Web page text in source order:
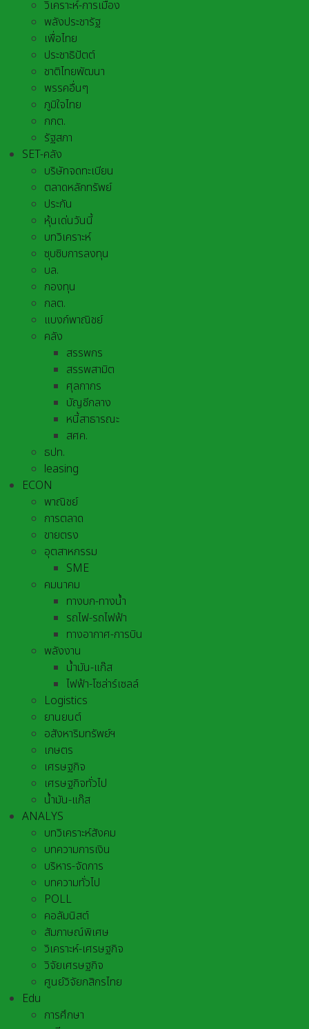
วิเคราะห์-การเมือง
พลังประชารัฐ
เพื่อไทย
ประชาธิปัตต์
ชาติไทยพัฒนา
พรรคอื่นๆ
ภูมิใจไทย
กกต.
รัฐสภา
SET-คลัง
บริษัทจดทะเบียน
ตลาดหลักทรัพย์
ประกัน
หุ้นเด่นวันนี้
บทวิเคราะห์
ซุบซิบการลงทุน
บล.
กองทุน
กลต.
แบงก์พาณิชย์
คลัง
สรรพกร
สรรพสามิต
ศุลกากร
บัญชีกลาง
หนี้สาธารณะ
สศค.
ธปท.
leasing
ECON
พาณิชย์
การตลาด
ขายตรง
อุตสาหกรรม
SME
คมนาคม
ทางบก-ทางน้ำ
รถไฟ-รถไฟฟ้า
ทางอากาศ-การบิน
พลังงาน
น้ำมัน-แก๊ส
ไฟฟ้า-โซล่าร์เซลล์
Logistics
ยานยนต์
อสังหาริมทรัพย์ฯ
เกษตร
เศรษฐกิจ
เศรษฐกิจทั่วไป
น้ำมัน-แก๊ส
ANALYS
บทวิเคราะห์สังคม
บทความการเงิน
บริหาร-จัดการ
บทความทั่วไป
POLL
คอลัมนิสต์
สัมภาษณ์พิเศษ
วิเคราะห์-เศรษฐกิจ
วิจัยเศรษฐกิจ
ศูนย์วิจัยกสิกรไทย
Edu
การศึกษา